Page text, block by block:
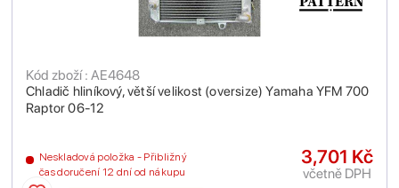
Chladič hliníkový, větší velikost (oversize) Yamaha YFM 700
Raptor 06-12
Kód zboží : AE4648
Neskladová položka - Přibližný
čas doručení 12 dní od nákupu
3,701 Kč
včetně DPH